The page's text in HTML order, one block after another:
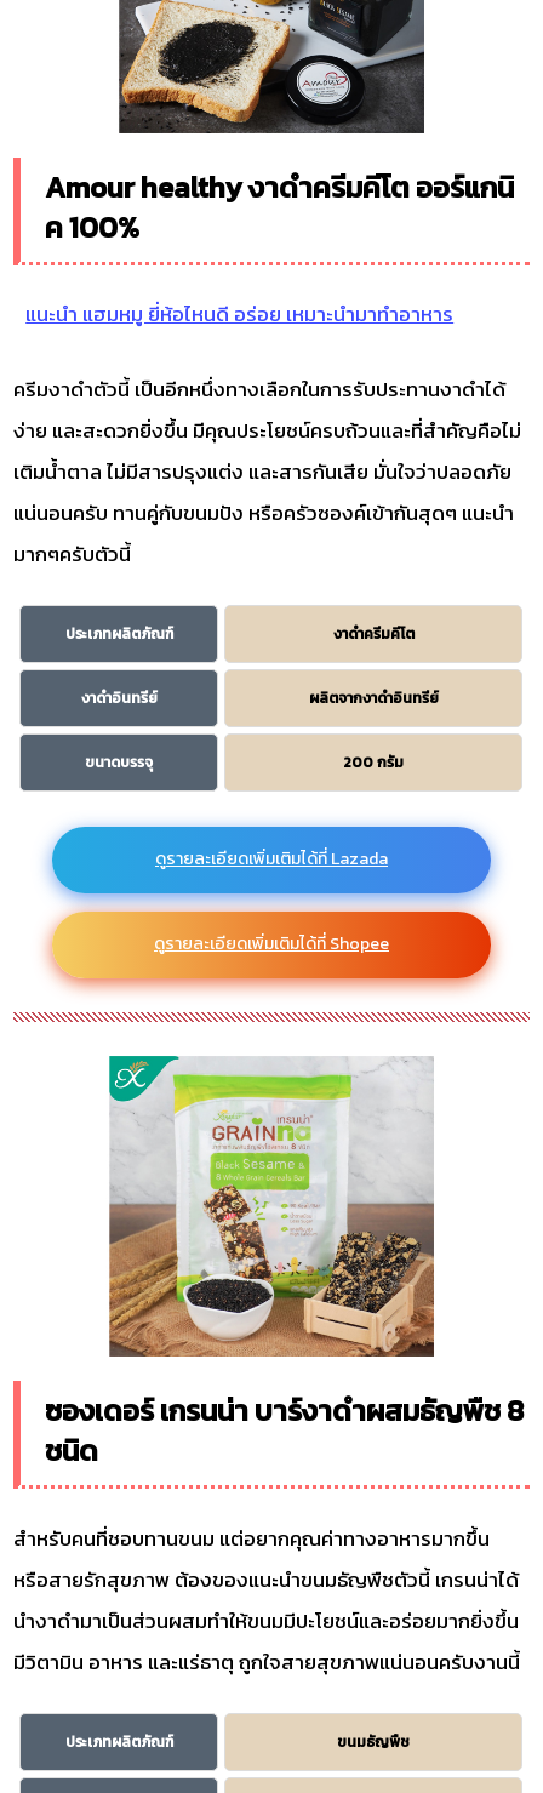
Amour healthy งาดำครีมคีโต ออร์แกนิ
ค 100%
แนะนำ แฮมหมู ยี่ห้อไหนดี อร่อย เหมาะนำมาทำอาหาร
ครีมงาดำตัวนี้ เป็นอีกหนึ่งทางเลือกในการรับประทานงาดำได้
ง่าย และสะดวกยิ่งขึ้น มีคุณประโยชน์ครบถ้วนและที่สำคัญคือไม่
เติมน้ำตาล ไม่มีสารปรุงแต่ง และสารกันเสีย มั่นใจว่าปลอดภัย
แน่นอนครับ ทานคู่กับขนมปัง หรือครัวซองค์เข้ากันสุดๆ แนะนำ
มากๆครับตัวนี้
ประเภทผลิตภัณฑ์ งาดำครีมคีโต
งาดำอินทรีย์ ผลิตจากงาดำอินทรีย์
ขนาดบรรจุ 200 กรัม
ดูรายละเอียดเพิ่มเติมได้ที่ Lazada
ดูรายละเอียดเพิ่มเติมได้ที่ Shopee
ซองเดอร์ เกรนน่า บาร์งาดำผสมธัญพืช 8
ชนิด
สำหรับคนที่ชอบทานขนม แต่อยากคุณค่าทางอาหารมากขึ้น
หรือสายรักสุขภาพ ต้องของแนะนำขนมธัญพืชตัวนี้ เกรนน่าได้
นำงาดำมาเป็นส่วนผสมทำให้ขนมมีปะโยชน์และอร่อยมากยิ่งขึ้น
มีวิตามิน อาหาร และแร่ธาตุ ถูกใจสายสุขภาพแน่นอนครับงานนี้
ประเภทผลิตภัณฑ์ ขนมธัญพืช